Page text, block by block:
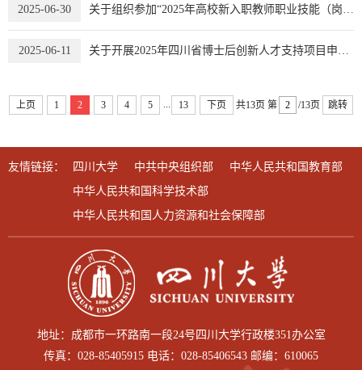
2025-06-30 关于组织参加“2025年高校新入职教师职业技能（岗前）培训”的通知
2025-06-11 关于开展2025年四川省博士后创新人才支持项目申报工作的通知
上页 1 2 3 4 5 13 下页 共13页 第 /13页 跳转
友情链接： 四川大学 中共中央组织部
中华人民共和国教育部
中华人民共和国科学技术部
中华人民共和国人力资源和社会保障部
地址：成都市一环路南一段24号四川大学行政楼351办公室
传真：028-85405915 电话：028-85406543 邮编：610065